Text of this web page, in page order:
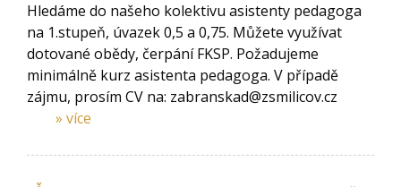
Hledáme do našeho kolektivu asistenty pedagoga
na 1.stupeň, úvazek 0,5 a 0,75. Můžete využívat
dotované obědy, čerpání FKSP. Požadujeme
minimálně kurz asistenta pedagoga. V případě
zájmu, prosím CV na: zabranskad@zsmilicov.cz
» více